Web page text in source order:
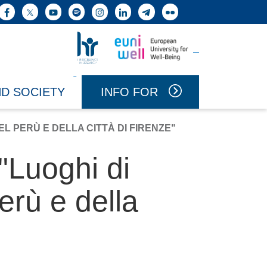
button
X YouTube
SpotifyInstagram
LinkedInTelegram
Flickr
SOCIETY INFO FOR
PERÙ E DELLA CITTÀ DI FIRENZE"
di
e della